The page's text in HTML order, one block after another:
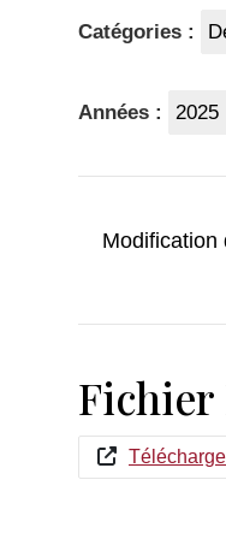
Catégories :
Années : 2025
Modification
Fichier